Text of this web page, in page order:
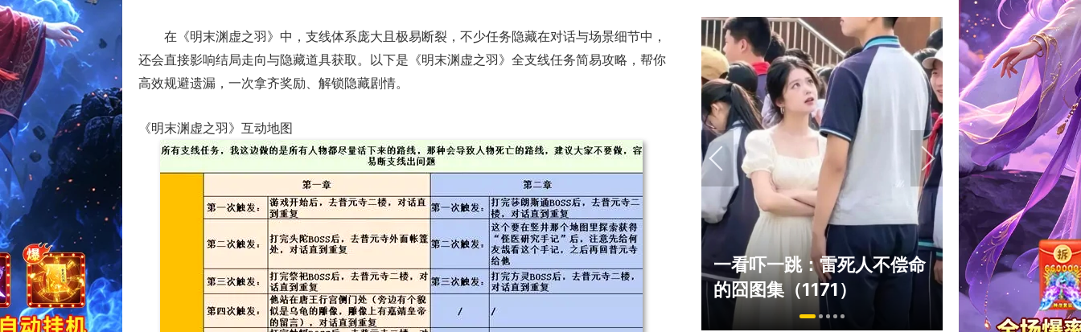
在《明末渊虚之羽》中，支线体系庞大且极易断裂，不少任务隐藏在对话与场景细节中，
还会直接影响结局走向与隐藏道具获取。以下是《明末渊虚之羽》全支线任务简易攻略，帮你
高效规避遗漏，一次拿齐奖励、解锁隐藏剧情。
《明末渊虚之羽》互动地图
17周年庆典 争霸赛大区火
爆开启
一看吓一跳：雷死人不偿命
的囧图集（1171）
“Bin大小姐”是
脸外网福利姬
住了